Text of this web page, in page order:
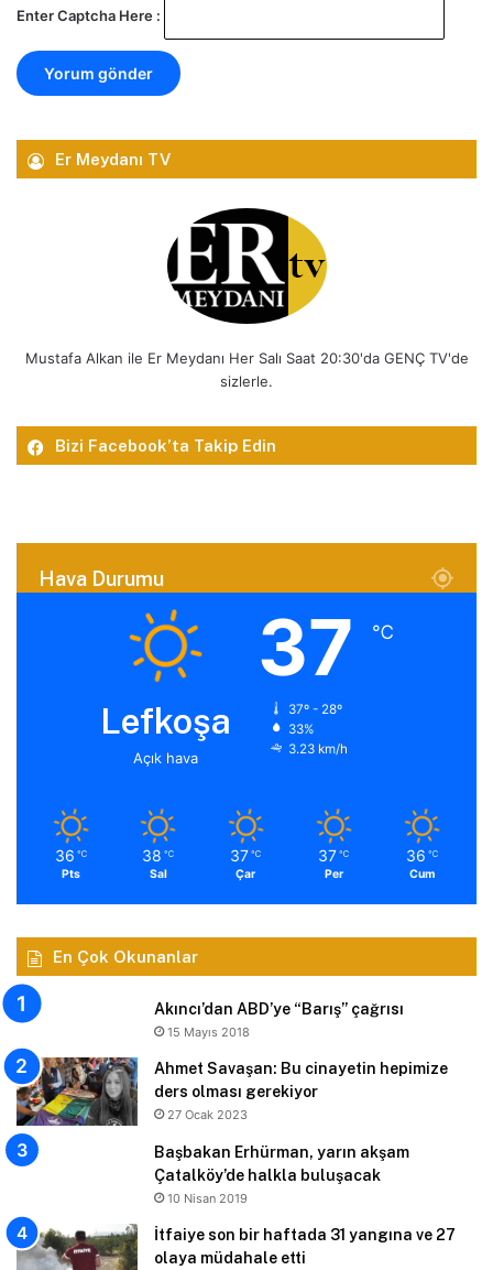
Enter Captcha Here :
Er Meydanı TV
Mustafa Alkan ile Er Meydanı Her Salı Saat 20:30'da GENÇ TV'de
sizlerle.
Bizi Facebook’ta Takip Edin
Hava Durumu
Lefkoşa
Açık hava
37 ℃
37º - 28º
33%
3.23 km/h
36 ℃
Pts
38 ℃
Sal
37 ℃
Çar
37 ℃
Per
36 ℃
Cum
En Çok Okunanlar
Akıncı’dan ABD’ye “Barış” çağrısı
15 Mayıs 2018
Ahmet Savaşan: Bu cinayetin hepimize
ders olması gerekiyor
27 Ocak 2023
Başbakan Erhürman, yarın akşam
Çatalköy’de halkla buluşacak
10 Nisan 2019
İtfaiye son bir haftada 31 yangına ve 27
olaya müdahale etti